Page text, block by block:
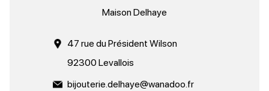
Maison Delhaye
47 rue du Président Wilson
92300 Levallois
bijouterie.delhaye@wanadoo.fr